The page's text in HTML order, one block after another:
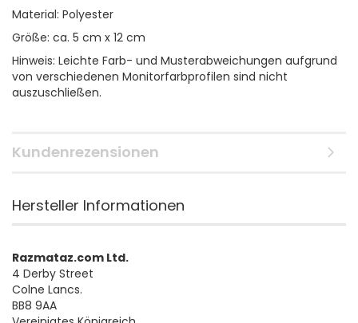
Material: Polyester
Größe: ca. 5 cm x 12 cm
Hinweis: Leichte Farb- und Musterabweichungen aufgrund
von verschiedenen Monitorfarbprofilen sind nicht
auszuschließen.
Kundenrezensionen
Hersteller Informationen
Razmataz.com Ltd.
4 Derby Street
Colne Lancs.
BB8 9AA